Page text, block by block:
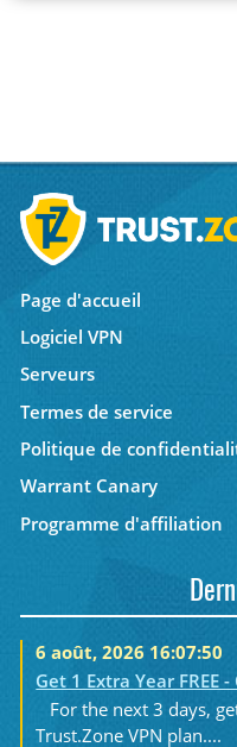
Page d'accueil
Logiciel VPN
Serveurs
Termes de service
Politique de
Warrant Canary
Programme d'affiliation
6 août, 2026 16:07:50
Get 1 Extra Year FREE
For the next 3 days,
Trust.Zone VPN plan....